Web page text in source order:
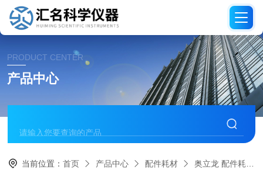
PRODUCT CENTER
产品中心
当前位置：首页 产品中心 配件耗材 奥立龙 配件耗材